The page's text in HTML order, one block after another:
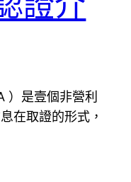
）是壹個非營利
在取證的形式，